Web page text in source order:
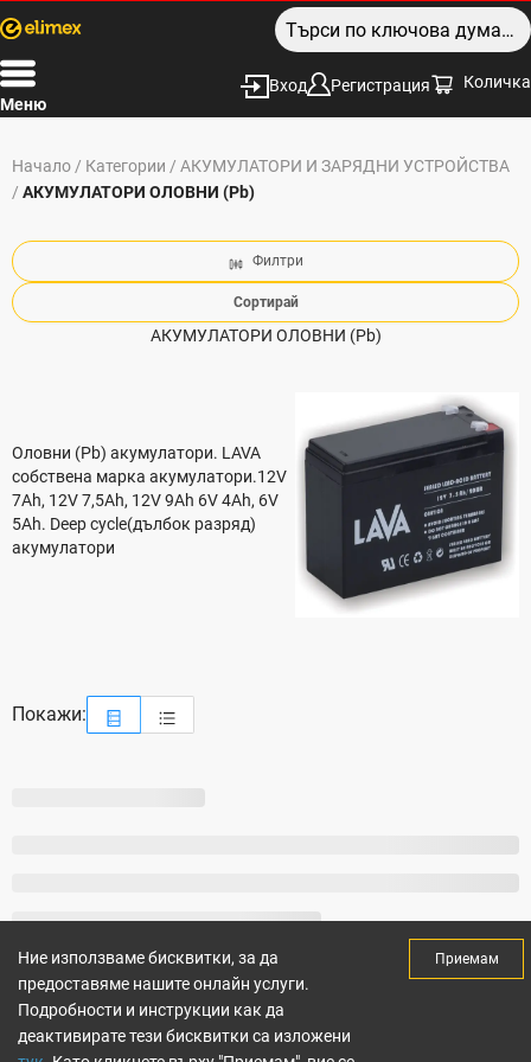
Меню
Вход Регистрация Количка
Начало / Категории / АКУМУЛАТОРИ И ЗАРЯДНИ УСТРОЙСТВА
/ АКУМУЛАТОРИ ОЛОВНИ (Pb)
Филтри
Сортирай
АКУМУЛАТОРИ ОЛОВНИ (Pb)
Оловни (Pb) акумулатори. LAVA
собствена марка акумулатори.12V
7Ah, 12V 7,5Ah, 12V 9Ah 6V 4Ah, 6V
5Ah. Deep cycle(дълбок разряд)
акумулатори
Покажи:
Ние използваме бисквитки, за да
предоставяме нашите онлайн услуги.
Подробности и инструкции как да
деактивирате тези бисквитки са изложени
Приемам